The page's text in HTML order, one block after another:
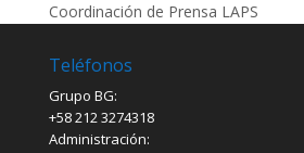
Coordinación de Prensa LAPS
Teléfonos
Grupo BG:
+58 212 3274318
Administración: